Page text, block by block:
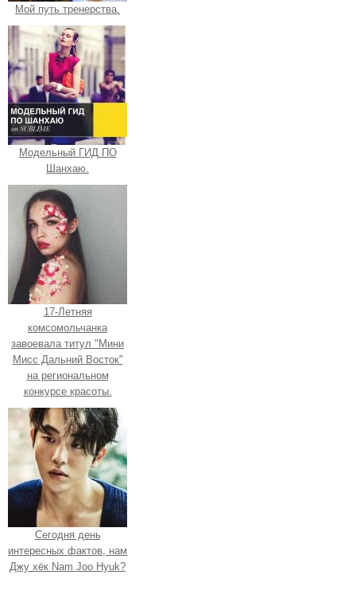
Мой путь тренерства.
Модельный ГИД ПО
Шанхаю.
17-Летняя
комсомольчанка
завоевала титул "Мини
Мисс Дальний Восток"
на региональном
конкурсе красоты.
Сегодня день
интересных фактов, нам
Джу хёк Nam Joo Hyuk?